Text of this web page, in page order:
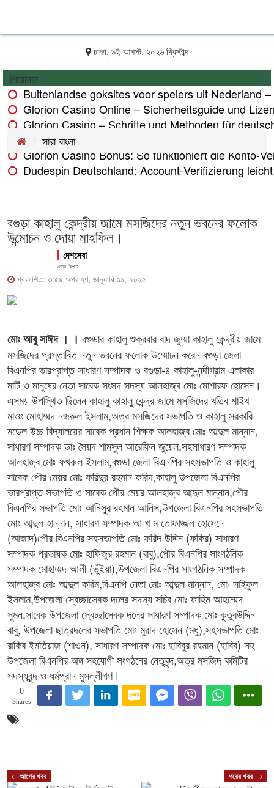
ঢাকা, ৯ই আগস্ট, ২০২৬ খ্রিস্টাব্দ
শিরোনাম
Buitenlandse goksites voor spelers uit Nederland
Glorion Casino Online – Sicherheitsguide und
Glorion Casino – Schritte und Methoden für
Glorion Casino – Zahlungsmethoden im Überblick
Glorion Casino Bonus: So funktioniert die
Dudespin Deutschland: Account‑Verifizierung
সারা বাংলা
বগুড়া কাহালু কেন্দ্রীয় জামে মসজিদের নতুন ভবনের ফলোক
উন্মোচন ও দোয়া মাহফিল।
দেশসেবা
ডেস্ক রিপোর্ট
প্রকাশিত: ৩:৫৪ অপরাহ্ণ, জানুয়ারি ১১, ২০২৫
মোঃ আবু সাঈদ । । বগুড়ার কাহালু শুক্রবার বাদ জুম্মা কাহালু কেন্দ্রীয় জামে
মসজিদের প্রস্তাবিত নতুন ভবনের ফলোক উম্মোচন করেন বগুড়া জেলা
বিএনপির ভারপ্রাপ্ত সাধারণ সম্পাদক ও বগুড়া-৪ কাহালু-নন্দীগ্রাম এলাকার
মাটি ও মানুষের নেতা সাবেক সংসদ সদস্য আলহাজ্ব মোঃ মোশারফ হোসেন।
এসময় উপস্থিত ছিলেন কাহালু কাহালু কেন্দ্র জামে মসজিদের খতিব শাইখ
মাওঃ মোহাম্মদ নজরুল ইসলাম,অত্র মসজিদের সভাপতি ও কাহালু সরকারি
মডেল উচ্চ বিদ্যালয়ের সাবেক প্রধান শিক্ষক আলহাজ্ব মোঃ আব্দুল মান্নান,
সাধারণ সম্পাদক ডাঃ সৈয়দ শামসুল আরেফিন জুয়েল,সহসাধারণ সম্পাদক
আলহাজ্ব মোঃ ফখরুল ইসলাম,বগুডা জেলা বিএনপির সহসভাপতি ও কাহালু
সাবেক পৌর মেয়র মোঃ ফরিদুর রহমান ফরিদ,কাহালু উপজেলা বিএনপির
ভারপ্রাপ্ত সভাপতি ও সাবেক পৌর মেয়র আলহাজ্ব আব্দুল মান্নান,পৌর
বিএনপির সভাপতি মোঃ আনিসুর রহমান আনিস,উপজেলা বিএনপির সহসভাপতি
মোঃ আব্দুল হান্নান, সাধারণ সম্পাদক আ খ ম তোফাজ্জল হোসেনে
(আজাদ)পৌর বিএনপির সহসভাপতি মোঃ ফরিদ উদ্দিন (ফকির) সাধারণ
সম্পাদক প্রভাষক মোঃ হাফিজুর রহমান (বাবু),পৌর বিএনপির সাংগঠনিক
সম্পাদক মোহাম্মদ আলী (ভুঁইয়া),উপজেলা বিএনপির সাংগঠনিক সম্পাদক
আলহাজ্ব মোঃ আব্দুল করিম,বিএনপি নেতা মোঃ আব্দুল মান্নান, মোঃ সাইফুল
ইসলাম,উপজেলা স্বেচ্ছাসেবক দলের সদস্য সচিব মোঃ ফাহিম আহম্মেদ
সুমন,সাবেক উপজেলা স্বেচ্ছাসেবক দলের সাধারণ সম্পাদক মোঃ কুতুবউদ্দিন
বাবু, উপজেলা ছাত্রদলের সভাপতি মোঃ মুরাদ হোসেন (মধু),সহসভাপতি মোঃ
রাকিব ইমতিয়াজ (শাওন), সাধারণ সম্পাদক মোঃ হাবিবুর রহমান (হাবিব) সহ
উপজেলা বিএনপির অঙ্গ সহযোগী সংগঠনের নেতৃবৃন্দ,অত্র মসজিদ কমিটির
সদস্যবৃন্দ ও ধর্মপ্রান মুসল্লীগণ।
0
Shares
আগের খবর পরের খবর